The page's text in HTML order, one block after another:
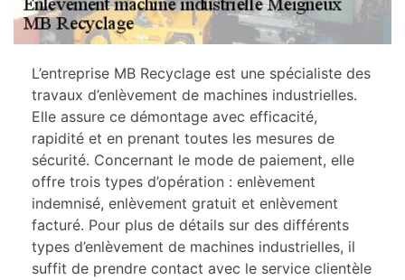
L’entreprise MB Recyclage est une spécialiste des
travaux d’enlèvement de machines industrielles.
Elle assure ce démontage avec efficacité,
rapidité et en prenant toutes les mesures de
sécurité. Concernant le mode de paiement, elle
offre trois types d’opération : enlèvement
indemnisé, enlèvement gratuit et enlèvement
facturé. Pour plus de détails sur des différents
types d’enlèvement de machines industrielles, il
suffit de prendre contact avec le service clientèle